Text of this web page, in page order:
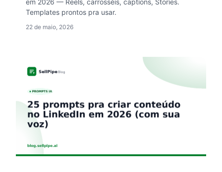
em 2026 — Reels, carrosséis, captions, Stories.
Templates prontos pra usar.
22 de maio, 2026